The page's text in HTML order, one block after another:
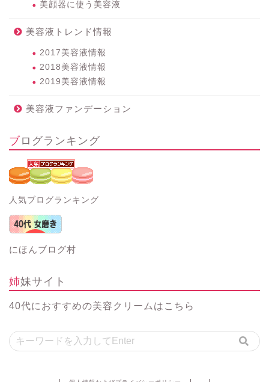
美顔器に使う美容液
美容液トレンド情報
2017美容液情報
2018美容液情報
2019美容液情報
美容液ファンデーション
ブログランキング
人気ブログランキング
にほんブログ村
姉妹サイト
40代におすすめの美容クリーム はこちら